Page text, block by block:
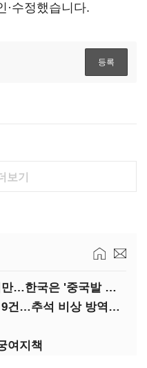
·수정했습니다.
보기
세계성장률 상향 조정했지만…한국은 '중국발 살얼음판'
아프리카돼지열병 올해만 9건…추석 비상 방역에 '총력'
여지책